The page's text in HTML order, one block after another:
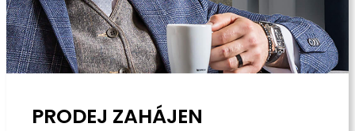
PRODEJ ZAHÁJEN